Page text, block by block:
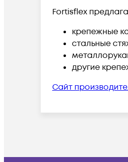
Fortisflex
крепежные
стальные
другие
Сайт